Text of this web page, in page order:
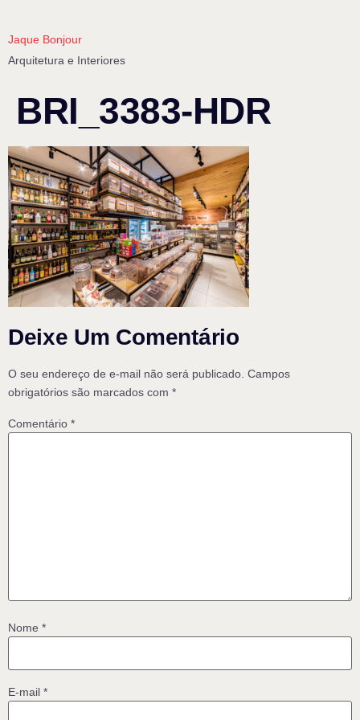
Jaque Bonjour
Arquitetura e Interiores
BRI_3383-HDR
Deixe Um Comentário
O seu endereço de e-mail não será publicado. Campos
obrigatórios são marcados com *
Comentário *
Nome *
E-mail *